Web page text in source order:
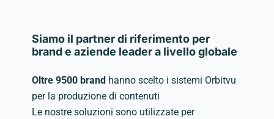
Siamo il partner di riferimento per
brand e aziende leader a livello globale
Oltre 9500 brand hanno scelto i sistemi Orbitvu
per la produzione di contenuti
Le nostre soluzioni sono utilizzate per